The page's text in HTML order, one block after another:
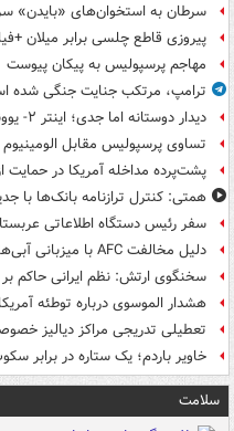
سرطان به استخوان‌های «بایدن»
پیروزی قاطع چلسی برابر میلان
مهاجم پرسپولیس به پیکان پیوست
ترامپ، مرتکب جنایت جنگی شده
دیدار دوستانه اما جدی؛ اینتر ۲- یوونتوس ۱ +فیلم
تساوی پرسپولیس مقابل الومینیوم
پشت‌پرده مداخله آمریکا در حمایت
همتی: کنترل ترازنامه بانک‌ها با
سفر رئیس دستگاه اطلاعاتی
دلیل مخالفت AFC با میزبانی آبی‌ها در عراق
سخنگوی ارتش: نظم ایرانی حاکم
هشدار الموسوی درباره توطئه
تعطیلی تدریجی مراکز دیالیز
خاویر باردم؛ یک ستاره در برابر
سلامت